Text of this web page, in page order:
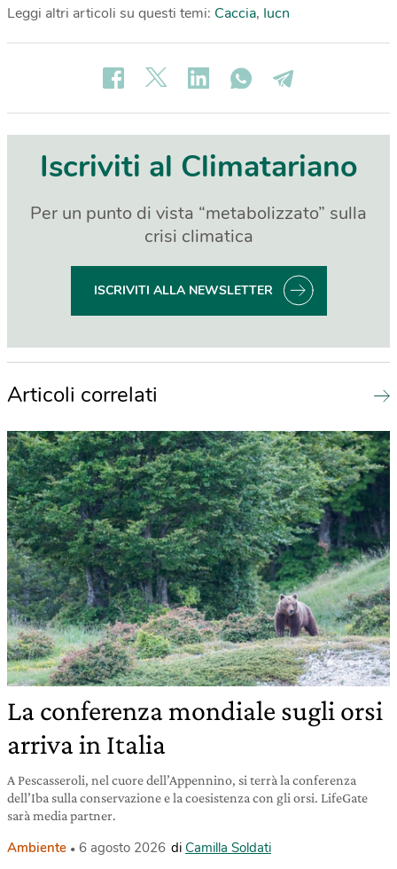
Leggi altri articoli su questi temi: Caccia, Iucn
Iscriviti al Climatariano
Per un punto di vista “metabolizzato” sulla
crisi climatica
ISCRIVITI ALLA NEWSLETTER
Articoli correlati
La conferenza mondiale sugli orsi
arriva in Italia
A Pescasseroli, nel cuore dell’Appennino, si terrà la conferenza
dell’Iba sulla conservazione e la coesistenza con gli orsi. LifeGate
sarà media partner.
Ambiente 6 agosto 2026 di Camilla Soldati